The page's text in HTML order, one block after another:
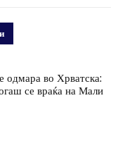
одмара во Хрватска:
се враќа на Мали